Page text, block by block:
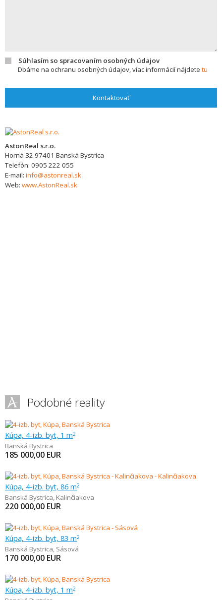
Súhlasím so spracovaním osobných údajov
Dbáme na ochranu osobných údajov, viac informácií nájdete tu
Kontaktovať
AstonReal s.r.o.
Horná 32 97401 Banská Bystrica
Telefón: 0905 222 055
E-mail: info@astonreal.sk
Web: www.AstonReal.sk
Podobné reality
Kúpa, 4-izb. byt, 1 m2
Banská Bystrica
185 000,00 EUR
Kúpa, 4-izb. byt, 86 m2
Banská Bystrica, Kalinčiakova
220 000,00 EUR
Kúpa, 4-izb. byt, 83 m2
Banská Bystrica, Sásová
170 000,00 EUR
Kúpa, 4-izb. byt, 1 m2